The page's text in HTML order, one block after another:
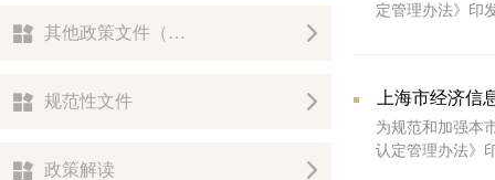
其他政策文件（电力营商环境政策）
规范性文件
政策解读
定管理办法》印
上海市经济
为规范和加强本
认定管理办法》